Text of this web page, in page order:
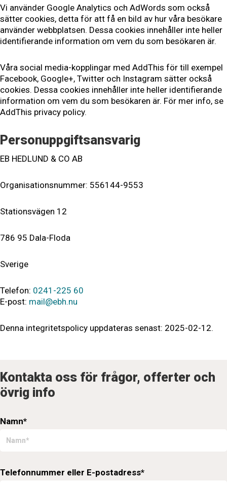
Vi använder Google Analytics och AdWords som också
sätter cookies, detta för att få en bild av hur våra besökare
använder webbplatsen. Dessa cookies innehåller inte heller
identifierande information om vem du som besökaren är.
Våra social media-kopplingar med AddThis för till exempel
Facebook, Google+, Twitter och Instagram sätter också
cookies. Dessa cookies innehåller inte heller identifierande
information om vem du som besökaren är. För mer info, se
AddThis privacy policy.
Personuppgiftsansvarig
EB HEDLUND & CO AB
Organisationsnummer: 556144-9553
Stationsvägen 12
786 95 Dala-Floda
Sverige
Telefon: 0241-225 60
E-post: mail@ebh.nu
Denna integritetspolicy uppdateras senast: 2025-02-12.
Kontakta oss för frågor, offerter och
övrig info
Namn*
Telefonnummer eller E-postadress*